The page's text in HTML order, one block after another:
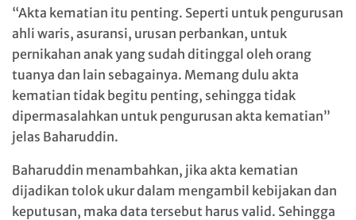
“Akta kematian itu penting. Seperti untuk pengurusan
ahli waris, asuransi, urusan perbankan, untuk
pernikahan anak yang sudah ditinggal oleh orang
tuanya dan lain sebagainya. Memang dulu akta
kematian tidak begitu penting, sehingga tidak
dipermasalahkan untuk pengurusan akta kematian”
jelas Baharuddin.
Baharuddin menambahkan, jika akta kematian
dijadikan tolok ukur dalam mengambil kebijakan dan
keputusan, maka data tersebut harus valid. Sehingga